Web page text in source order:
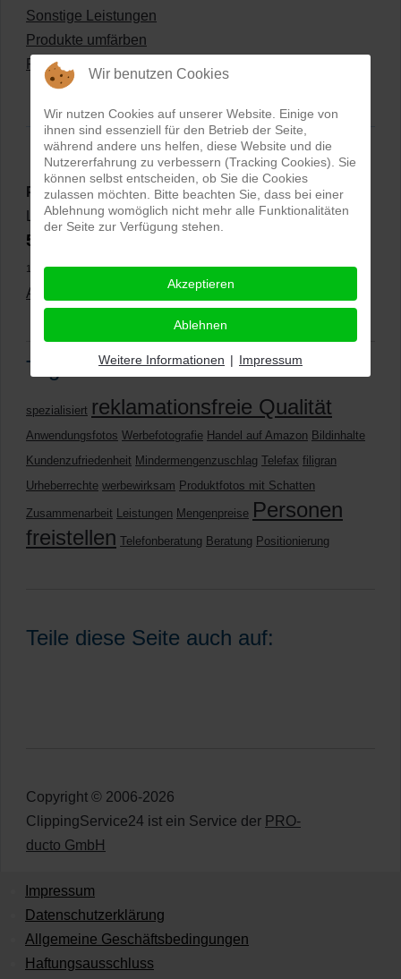
Sonstige Leistungen
Produkte umfärben
Preisliste für digitale Bildbearbeitung
PRO-ducto GmbH , Fotografie und Bildbearbeitung in
Lichtenau
5,0
11.01.2026)
Alle Rezensionen ansehen|Bewertung abgeben
Tags
spezialisiert reklamationsfreie Qualität
Anwendungsfotos Werbefotografie Handel auf Amazon Bildinhalte
Kundenzufriedenheit Mindermengenzuschlag Telefax filigran
Urheberrechte werbewirksam Produktfotos mit Schatten
Zusammenarbeit Leistungen Mengenpreise Personen
freistellen Telefonberatung Beratung Positionierung
Teile diese Seite auch auf:
Copyright © 2006-2026
ClippingService24 ist ein Service der PRO-
ducto GmbH
Impressum
Datenschutzerklärung
Allgemeine Geschäftsbedingungen
Haftungsausschluss
Wir benutzen Cookies
Wir nutzen Cookies auf unserer Website. Einige von
ihnen sind essenziell für den Betrieb der Seite,
während andere uns helfen, diese Website und die
Nutzererfahrung zu verbessern (Tracking Cookies). Sie
können selbst entscheiden, ob Sie die Cookies
zulassen möchten. Bitte beachten Sie, dass bei einer
Ablehnung womöglich nicht mehr alle Funktionalitäten
der Seite zur Verfügung stehen.
Akzeptieren
Ablehnen
Weitere Informationen | Impressum